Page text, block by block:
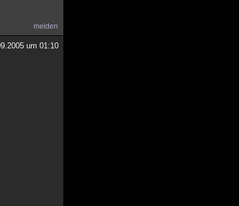
melden
um 01:10